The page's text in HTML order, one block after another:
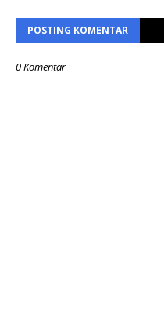
POSTING KOMENTAR
0 Komentar